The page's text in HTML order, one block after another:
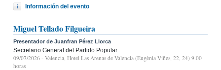
Información del evento
Miguel Tellado Filgueira
Presentador de Juanfran Pérez Llorca
Secretario General del Partido Popular
09/07/2026 - Valencia, Hotel Las Arenas de Valencia (Eugènia Viñes, 22, 24) 9.00
horas